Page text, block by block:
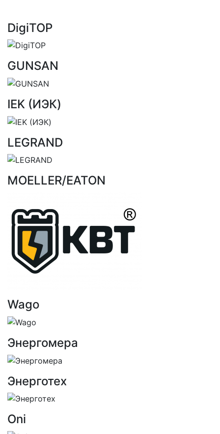
DigiTOP
GUNSAN
IEK (ИЭК)
LEGRAND
MOELLER/EATON
Wago
Энергомера
Энерготех
Oni